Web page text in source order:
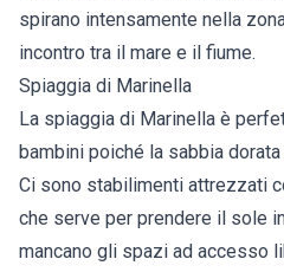
spirano intensamente nella
incontro tra il mare e il fiume.
Spiaggia di Marinella
La spiaggia di Marinella è
bambini poiché la sabbia
Ci sono stabilimenti attrezzati
che serve per prendere il sole
mancano gli spazi ad accesso